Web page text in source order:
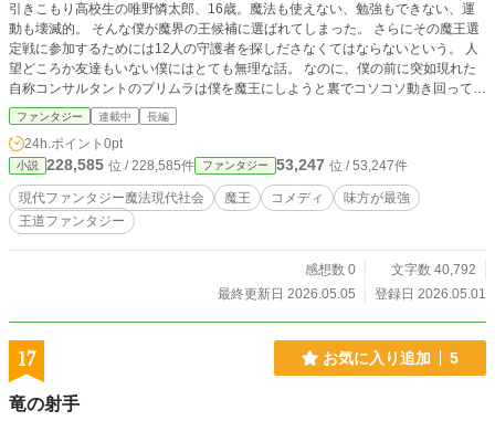
引きこもり高校生の唯野憐太郎、16歳。魔法も使えない、勉強もできない、運
動も壊滅的。 そんな僕が魔界の王候補に選ばれてしまった。 さらにその魔王選
定戦に参加するためには12人の守護者を探しださなくてはならないという。 人
望どころか友達もいない僕にはとても無理な話。 なのに、僕の前に突如現れた
自称コンサルタントのプリムラは僕を魔王にしようと裏でコソコソ動き回ってい
るようで……。 魔王になりたくない僕と僕を魔王にしたいコンサルタントの2人
が送るちょっとカオスな日常×魔法バトルファンタジー。
ファンタジー 連載中 長編
24h.ポイント 0pt
小説 228,585 位 / 228,585件 ファンタジー 53,247 位 / 53,247件
現代ファンタジー魔法現代社会 魔王 コメディ
味方が最強
王道ファンタジー
感想数 0
文字数 40,792
最終更新日 2026.05.05
登録日 2026.05.01
17 お気に入り追加 5
竜の射手